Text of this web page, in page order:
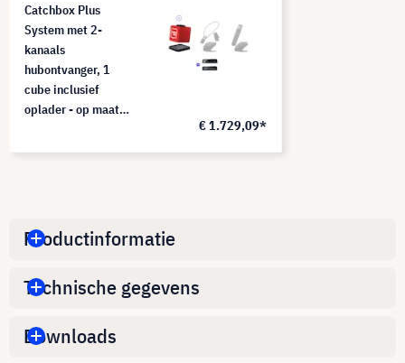
Catchbox Plus
System met 2-
kanaals
hubontvanger, 1
cube inclusief
oplader - op maat
keuze)
€ 1.729,09*
Productinformatie
Technische gegevens
Downloads